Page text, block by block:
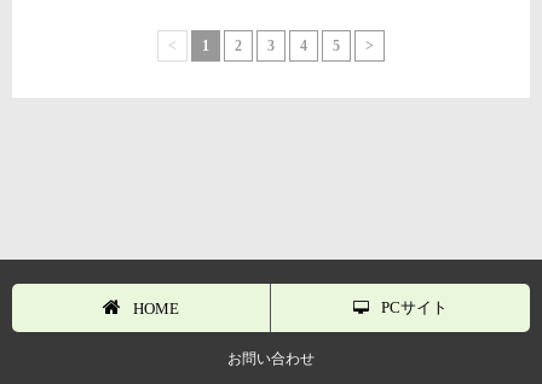
< 1 2 3 4 5 >
HOME PCサイト
お問い合わせ